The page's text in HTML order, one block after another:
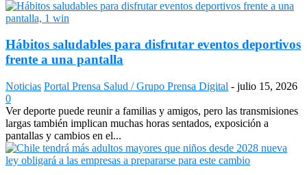
Hábitos saludables para disfrutar eventos deportivos
frente a una pantalla
Noticias Portal Prensa Salud / Grupo Prensa Digital - julio 15, 2026
0
Ver deporte puede reunir a familias y amigos, pero las transmisiones
largas también implican muchas horas sentados, exposición a
pantallas y cambios en el...